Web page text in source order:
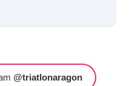
@triatlonaragon